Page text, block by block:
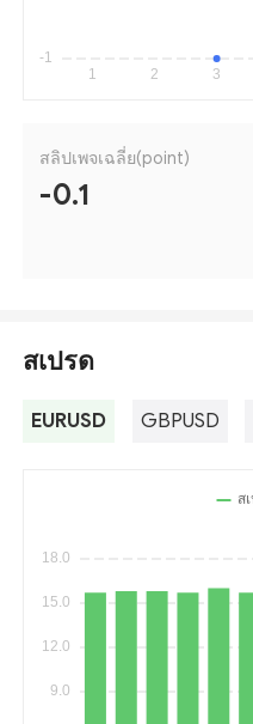
สลิปเพจเฉลี่ย(point)
-0.1
สเปรด
EURUSD GBPUSD